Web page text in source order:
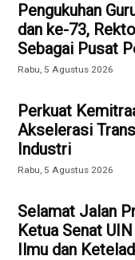
Pengukuhan
dan ke-73,
Sebagai Pusat
Rabu, 5 Agustus 2026
Perkuat
Akselerasi
Industri
Rabu, 5 Agustus 2026
Selamat Jalan
Ketua Senat
Ilmu dan